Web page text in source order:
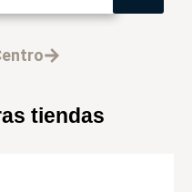
tiendas